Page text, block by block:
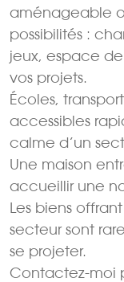
aménageable
possibilités :
jeux, espace
vos projets.
Écoles,
accessibles
calme d’un
Une maison
accueillir une
Les biens
secteur sont
se projeter.
Contactez-moi